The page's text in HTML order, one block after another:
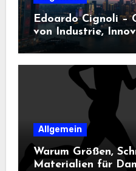
Edoardo Cignoli –
von Industrie,
Technologie
Allgemein
Warum Größen,
Materialien für